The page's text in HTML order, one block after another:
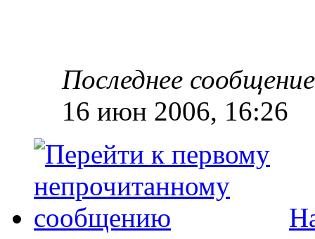
Последнее
16 июн 2006, 16:26